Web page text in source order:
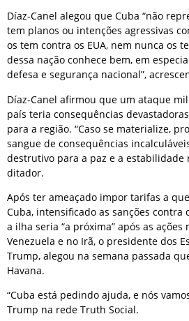
Díaz-Canel alegou que Cuba “não
tem planos ou intenções agressivas
os tem contra os EUA, nem nunca os
dessa nação conhece bem, em
defesa e segurança nacional”,
Díaz-Canel afirmou que um ataque
país teria consequências
para a região. “Caso se materialize,
sangue de consequências
destrutivo para a paz e a estabilidade
ditador.
Após ter ameaçado impor tarifas a
Cuba, intensificado as sanções contra
a ilha seria “a próxima” após as
Venezuela e no Irã, o presidente dos
Trump, alegou na semana passada
Havana.
“Cuba está pedindo ajuda, e nós
Trump na rede Truth Social.